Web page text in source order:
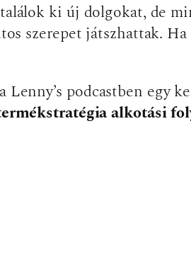
ki új dolgokat, de
szerepet játszhattak.
podcastben egy
alkotási